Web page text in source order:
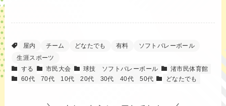
屋内 チーム どなたでも 有料
ソフトバレーボール
生涯スポーツ
する
市民大会 球技 ソフトバレーボール
渚市民体育館
60代
70代 10代 20代 30代 40代 50代 どなたでも